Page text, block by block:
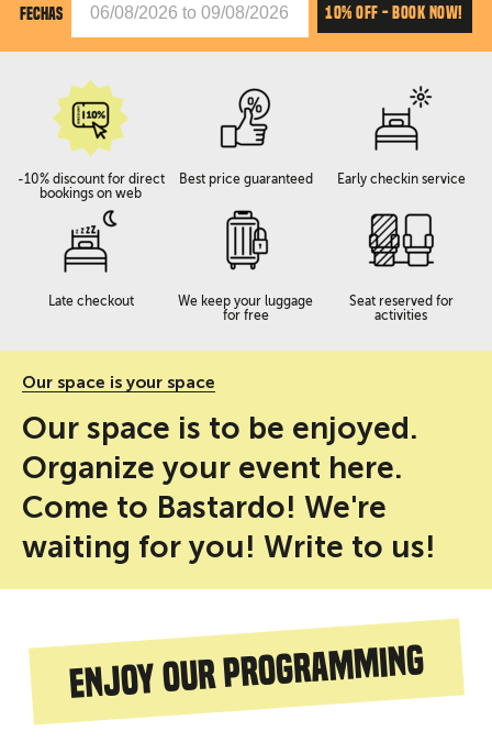
FECHAS 10% OFF - BOOK NOW!
-10% discount for direct
bookings on web
Best price guaranteed Early checkin service
Late checkout
We keep your luggage
for free
Seat reserved for
activities
Our space is your space
Our space is to be enjoyed.
Organize your event here.
Come to Bastardo! We're
waiting for you! Write to us!
Enjoy our programming